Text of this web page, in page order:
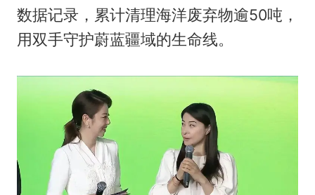
数据记录，累计清理海洋废弃物逾50吨，
用双手守护蔚蓝疆域的生命线。